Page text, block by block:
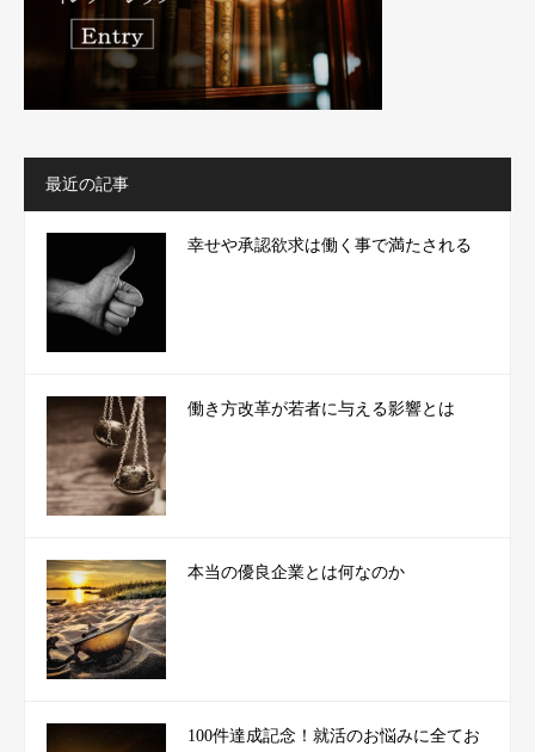
最近の記事
幸せや承認欲求は働く事で満たされる
働き方改革が若者に与える影響とは
本当の優良企業とは何なのか
100件達成記念！就活のお悩みに全てお